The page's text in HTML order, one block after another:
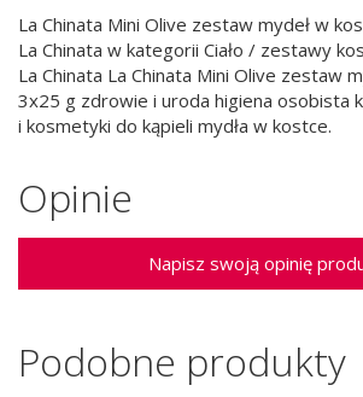
La Chinata Mini Olive zestaw mydeł w
La Chinata w kategorii Ciało / zestawy
La Chinata La Chinata Mini Olive zestaw
3x25 g zdrowie i uroda higiena osobista
i kosmetyki do kąpieli mydła w kostce.
Opinie
Napisz swoją opinię
Podobne produkty